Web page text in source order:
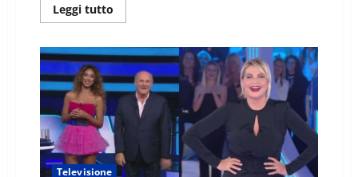
Leggi tutto
Televisione